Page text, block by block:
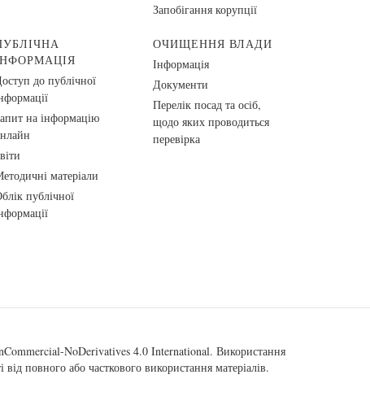
Запобігання корупції
до публічної
на інформацію
матеріали
публічної
ОЧИЩЕННЯ ВЛАДИ
Інформація
Документи
Перелік посад та осіб,
щодо яких проводиться
перевірка
NoDerivatives 4.0 International. Використання
від повного або часткового використання матеріалів.